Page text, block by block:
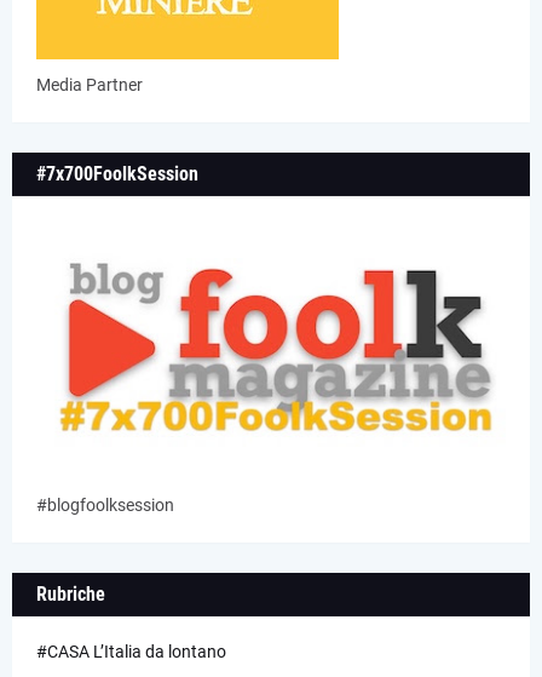
Media Partner
#7x700FoolkSession
#blogfoolksession
Rubriche
#CASA L’Italia da lontano